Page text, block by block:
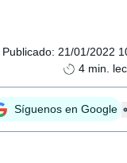
Publicado: 21/01/2022
4 min.
Síguenos en Google